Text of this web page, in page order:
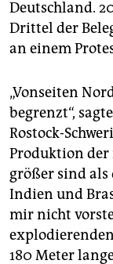
genossenschaft
epaper login
Deutschland.
Drittel der
an einem
„Vonseiten
begrenzt“,
Rostock-
Produktion
größer sind als
Indien und
mir nicht
180 Meter